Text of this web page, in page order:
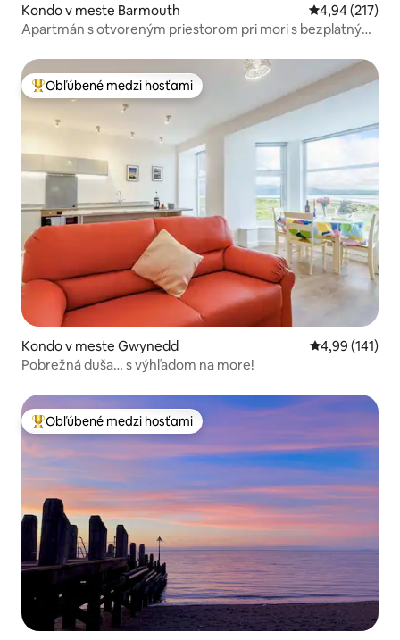
Kondo v meste Barmouth Priemerné
4,94 (217)
Apartmán s otvoreným priestorom pri mori s bezplatným
Najobľúbenejšie medzi hosťami
Obľúbené medzi hosťami
Kondo v meste Gwynedd Priemerné
4,99 (141)
Pobrežná duša… s výhľadom na more!
Najobľúbenejšie medzi hosťami
Obľúbené medzi hosťami